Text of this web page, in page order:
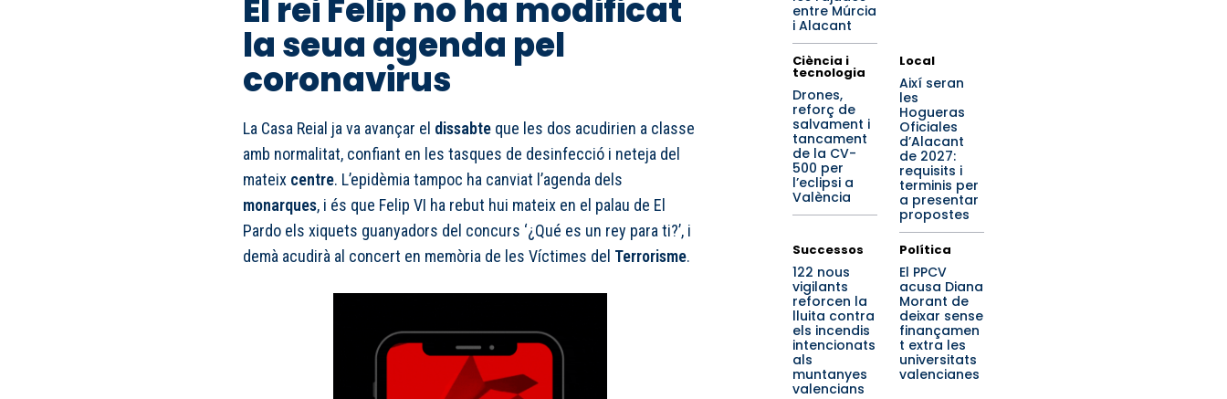
El rei Felip no ha modificat
la seua agenda pel
coronavirus
La Casa Reial ja va avançar el dissabte que les dos acudirien a classe
amb normalitat, confiant en les tasques de desinfecció i neteja del
mateix centre. L’epidèmia tampoc ha canviat l’agenda dels
monarques, i és que Felip VI ha rebut hui mateix en el palau de El
Pardo els xiquets guanyadors del concurs ‘¿Qué es un rey para ti?’, i
demà acudirà al concert en memòria de les Víctimes del Terrorisme.
entre Múrcia
i Alacant
Ciència i
tecnologia
Drones,
reforç de
salvament i
tancament
de la CV-
500 per
l’eclipsi a
València
Local
Així seran
les
Hogueras
Oficiales
d’Alacant
de 2027:
requisits i
terminis per
a presentar
propostes
Successos
122 nous
vigilants
reforcen la
lluita contra
els incendis
intencionats
als
muntanyes
valencians
Política
El PPCV
acusa Diana
Morant de
deixar sense
finançamen
t extra les
universitats
valencianes